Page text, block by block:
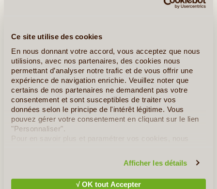
Ce site utilise des cookies
En nous donnant votre accord, vous acceptez que nous
utilisions, avec nos partenaires, des cookies nous
permettant d’analyser notre trafic et de vous offrir une
expérience de navigation enrichie. Veuillez noter que
certains de nos partenaires ne demandent pas votre
consentement et sont susceptibles de traiter vos
données selon le principe de l'intérêt légitime. Vous
pouvez gérer votre consentement en cliquant sur le lien
"Personnaliser".
Pour en savoir plus et paramétrer vos cookies, nous
Afficher les détails
√ OK tout Accepter
C'est perché entre 2000 et 5000 mètres d'altitude que le Parc
national de Rwenzori et ses près de 1000 km2 de superficie
dévoile l'un des écosystèmes les plus riches du continent
africain. Situé à la frontière avec la République (...)
Lire la suite